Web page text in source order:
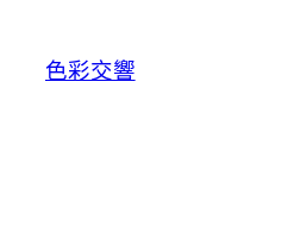
色彩交響